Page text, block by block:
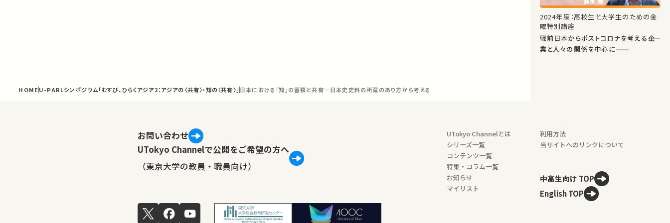
HOME U-PARLシンポジウム「むすび、ひらくアジア2：アジアの〈共有〉・知の〈共有〉」 日本における「知」の蓄積と共有―日本史史料の所蔵のあり方から考える
2024年度：高校生と大学生のための金
曜特別講座
戦前日本からポストコロナを考える――企
業と人々の関係を中心に――
お問い合わせ
UTokyo Channelで公開をご希望の方へ
（東京大学の教員・職員向け）
UTokyo Channelとは
シリーズ一覧
コンテンツ一覧
特集・コラム一覧
お知らせ
マイリスト
利用方法
当サイトへのリンクについて
中高生向け TOP
English TOP